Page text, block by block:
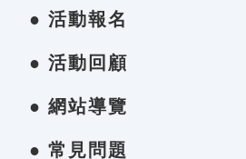
● 活動報名
● 活動回顧
● 網站導覽
● 常見問題